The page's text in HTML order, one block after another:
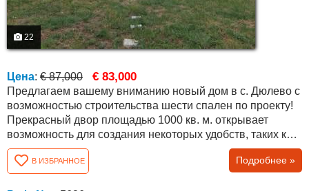
22
Цена: € 87,000 € 83,000
Предлагаем вашему вниманию новый дом в с. Дюлево с
возможностью строительства шести спален по проекту!
Прекрасный двор площадью 1000 кв. м. открывает
возможность для создания некоторых удобств, таких как
барбекю, беседки, бассейны и т.д. Село Дюлево
находится в 25 км от областного города Бургас, с
построенной качественной и поддерживаемой
В ИЗБРАННОЕ Подробнее »